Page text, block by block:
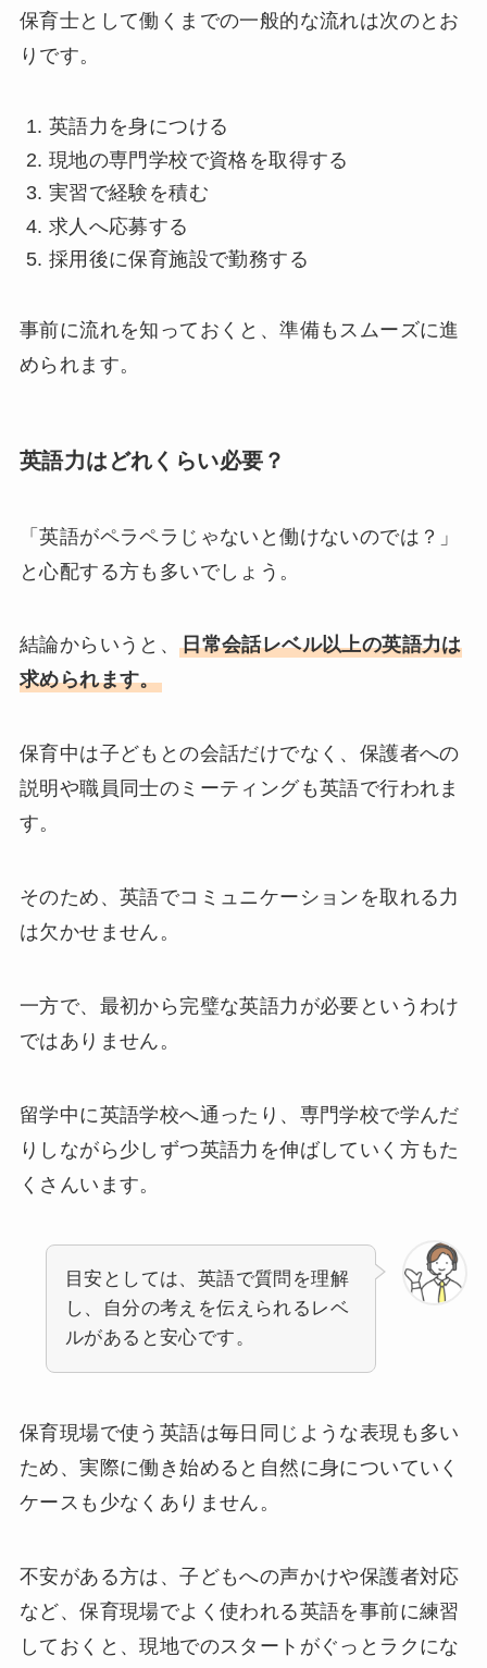
保育士として働くまでの一般的な流れは次のとお
りです。
英語力を身につける
現地の専門学校で資格を取得する
実習で経験を積む
求人へ応募する
採用後に保育施設で勤務する
事前に流れを知っておくと、準備もスムーズに進
められます。
英語力はどれくらい必要？
「英語がペラペラじゃないと働けないのでは？」
と心配する方も多いでしょう。
結論からいうと、日常会話レベル以上の英語力は
求められます。
保育中は子どもとの会話だけでなく、保護者への
説明や職員同士のミーティングも英語で行われま
す。
そのため、英語でコミュニケーションを取れる力
は欠かせません。
一方で、最初から完璧な英語力が必要というわけ
ではありません。
留学中に英語学校へ通ったり、専門学校で学んだ
りしながら少しずつ英語力を伸ばしていく方もた
くさんいます。
目安としては、英語で質問を理解
し、自分の考えを伝えられるレベ
ルがあると安心です。
保育現場で使う英語は毎日同じような表現も多い
ため、実際に働き始めると自然に身についていく
ケースも少なくありません。
不安がある方は、子どもへの声かけや保護者対応
など、保育現場でよく使われる英語を事前に練習
しておくと、現地でのスタートがぐっとラクにな